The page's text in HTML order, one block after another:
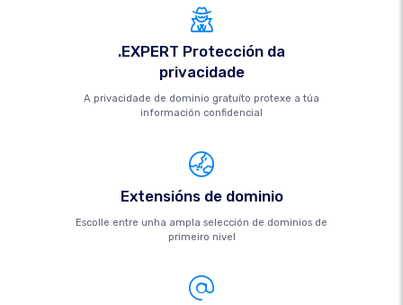
.EXPERT Protección da
privacidade
A privacidade de dominio gratuíto protexe a túa
información confidencial
Extensións de dominio
Escolle entre unha ampla selección de dominios de
primeiro nivel